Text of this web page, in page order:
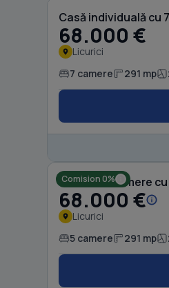
Casă individuală cu
68.000 €
Licurici
7 camere 291 mp
Comision 0%
Casă cu 5 camere
68.000 €
Licurici
5 camere 291 mp